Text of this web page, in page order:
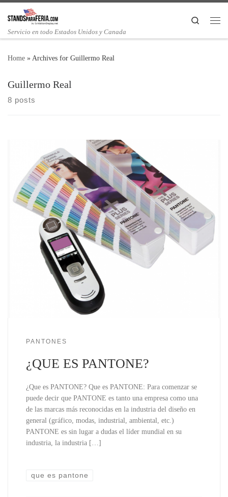
Servicio en todo Estados Unidos y Canada
Search
Home » Archives for Guillermo Real
Guillermo Real
8 posts
PANTONES
¿QUE ES PANTONE?
¿Que es PANTONE? Que es PANTONE: Para comenzar se
puede decir que PANTONE es tanto una empresa como una
de las marcas más reconocidas en la industria del diseño en
general (gráfico, modas, industrial, ambiental, etc.)
PANTONE es sin lugar a dudas el líder mundial en su
industria, la industria […]
que es pantone